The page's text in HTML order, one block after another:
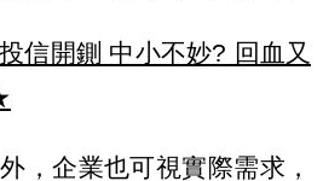
信開鍘 中小不妙? 回血又
，企業也可視實際需求，